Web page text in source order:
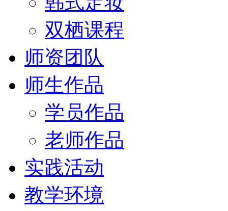
双栖课程
师资团队
师生作品
学员作品
老师作品
实践活动
教学环境